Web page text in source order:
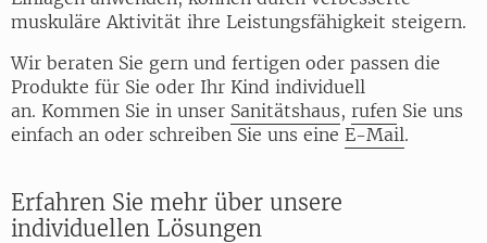
muskuläre Aktivität ihre Leistungsfähigkeit steigern.
Wir beraten Sie gern und fertigen oder passen die
Produkte für Sie oder Ihr Kind individuell
an. Kommen Sie in unser Sanitätshaus, rufen Sie uns
einfach an oder schreiben Sie uns eine E-Mail.
Erfahren Sie mehr über unsere
individuellen Lösungen